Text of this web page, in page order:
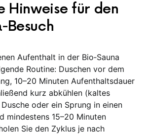
Hinweise für den
Aufenthalt in der Bio‑Sauna
Routine: Duschen vor dem
10–20 Minuten Aufenthaltsdauer
kurz abkühlen (kaltes
oder ein Sprung in einen
mindestens 15–20 Minuten
Sie den Zyklus je nach